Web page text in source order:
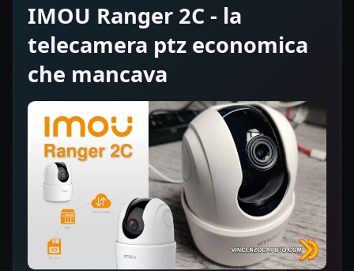
IMOU Ranger 2C - la
telecamera ptz economica
che mancava